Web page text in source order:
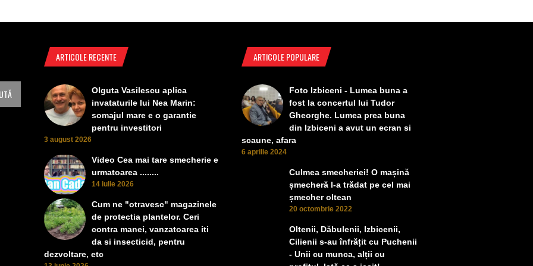
ARTICOLE RECENTE
Olguta Vasilescu aplica
invataturile lui Nea Marin:
somajul mare e o garantie
pentru investitori
3 august 2026
Video Cea mai tare smecherie e
urmatoarea ........
14 iulie 2026
Cum ne "otravesc" magazinele
de protectia plantelor. Ceri
contra manei, vanzatoarea iti
da si insecticid, pentru
dezvoltare, etc
ARTICOLE POPULARE
Foto Izbiceni - Lumea buna a
fost la concertul lui Tudor
Gheorghe. Lumea prea buna
din Izbiceni a avut un ecran si
scaune, afara
6 aprilie 2024
Culmea smecheriei! O mașină
șmecheră l-a trădat pe cel mai
șmecher oltean
20 octombrie 2022
Oltenii, Dăbulenii, Izbicenii,
Cilienii s-au înfrățit cu Puchenii
- Unii cu munca, alții cu